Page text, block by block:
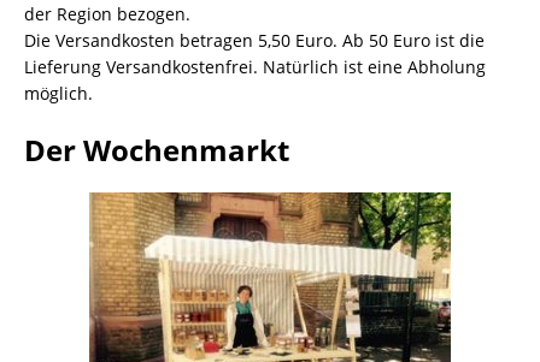
der Region bezogen.
Die Versandkosten betragen 5,50 Euro. Ab 50 Euro ist die
Lieferung Versandkostenfrei. Natürlich ist eine Abholung
möglich.
Der Wochenmarkt